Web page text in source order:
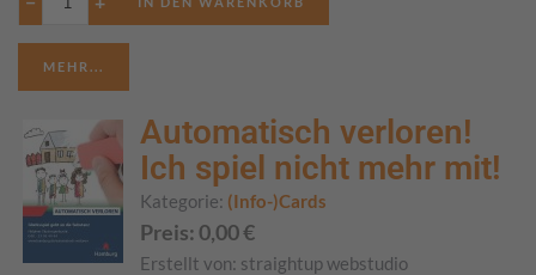
MEHR...
Automatisch verloren!
Ich spiel nicht mehr mit!
Kategorie: (Info-)Cards
Preis: 0,00€
Erstellt von: straightup webstudio